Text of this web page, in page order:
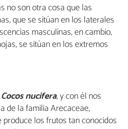
no son otra cosa que las
que se sitúan en los laterales
masculinas, en cambio,
se sitúan en los extremos
Cocos nucifera, y con él nos
de la familia Arecaceae,
los frutos tan conocidos